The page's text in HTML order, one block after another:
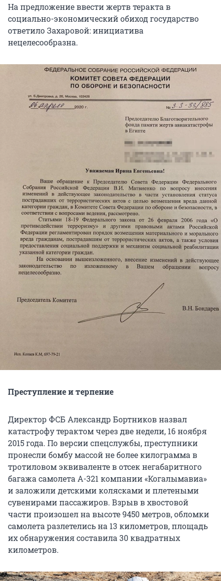
На предложение ввести жертв теракта в
социально-экономический обиход государство
ответило Захаровой: инициатива
нецелесообразна.
Преступление и терпение
Директор ФСБ Александр Бортников назвал
катастрофу терактом через две недели, 16 ноября
2015 года. По версии спецслужбы, преступники
пронесли бомбу массой не более килограмма в
тротиловом эквиваленте в отсек негабаритного
багажа самолета А-321 компании «Когалымавиа»
и заложили детскими колясками и плетеными
сувенирами пассажиров. Взрыв в хвостовой
части произошел на высоте 9450 метров, обломки
самолета разлетелись на 13 километров, площадь
их обнаружения составила 30 квадратных
километров.